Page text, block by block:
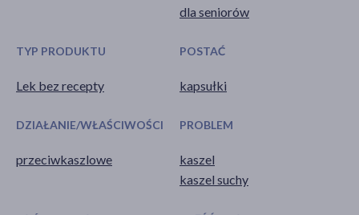
dla seniorów
TYP PRODUKTU
Lek bez recepty
POSTAĆ
kapsułki
DZIAŁANIE/WŁAŚCIWOŚCI
przeciwkaszlowe
PROBLEM
kaszel
kaszel suchy